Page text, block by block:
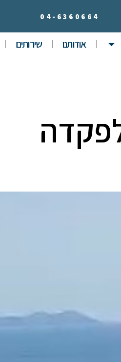
04- 6360664
אודותנו שירותים